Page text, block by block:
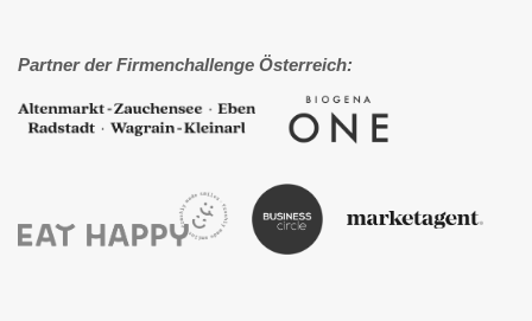
Partner der Firmenchallenge Österreich: